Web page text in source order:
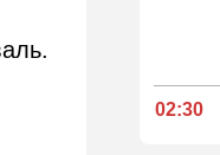
02:30